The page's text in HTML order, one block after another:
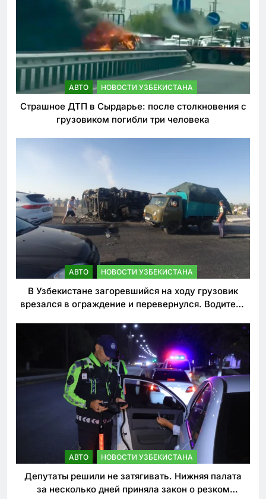
АВТО НОВОСТИ УЗБЕКИСТАНА
Страшное ДТП в Сырдарье: после столкновения с
грузовиком погибли три человека
АВТО НОВОСТИ УЗБЕКИСТАНА
В Узбекистане загоревшийся на ходу грузовик
врезался в ограждение и перевернулся. Водитель
АВТО НОВОСТИ УЗБЕКИСТАНА
Депутаты решили не затягивать. Нижняя палата
за несколько дней приняла закон о резком